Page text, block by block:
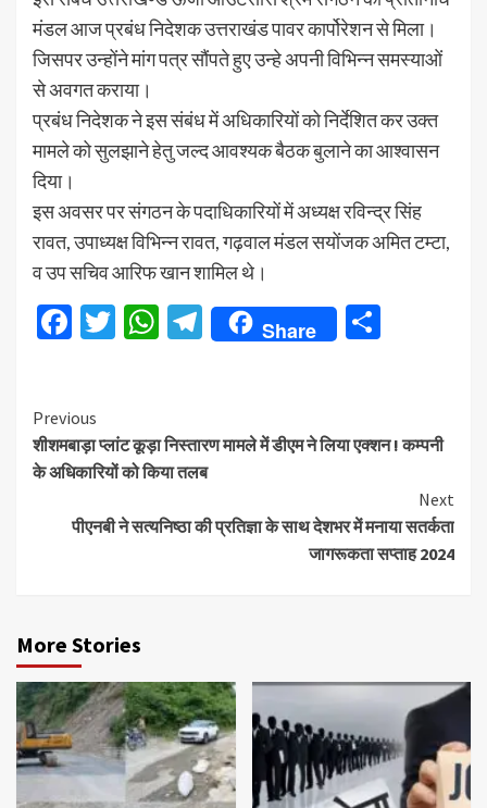
मंडल आज प्रबंध निदेशक उत्तराखंड पावर कार्पोरेशन से मिला।
जिसपर उन्होंने मांग पत्र सौंपते हुए उन्हे अपनी विभिन्न समस्याओं
से अवगत कराया।
प्रबंध निदेशक ने इस संबंध में अधिकारियों को निर्देशित कर उक्त
मामले को सुलझाने हेतु जल्द आवश्यक बैठक बुलाने का आश्वासन
दिया।
इस अवसर पर संगठन के पदाधिकारियों में अध्यक्ष रविन्द्र सिंह
रावत, उपाध्यक्ष विभिन्न रावत, गढ़वाल मंडल सयोंजक अमित टम्टा,
व उप सचिव आरिफ खान शामिल थे।
Facebook
TwitterWhatsApp
Telegram
Share
Continue
Reading
Previous
शीशमबाड़ा प्लांट कूड़ा निस्तारण मामले में डीएम ने लिया एक्शन ! कम्पनी
के अधिकारियों को किया तलब
Next
पीएनबी ने सत्यनिष्ठा की प्रतिज्ञा के साथ देशभर में मनाया सतर्कता
जागरूकता सप्ताह 2024
More Stories